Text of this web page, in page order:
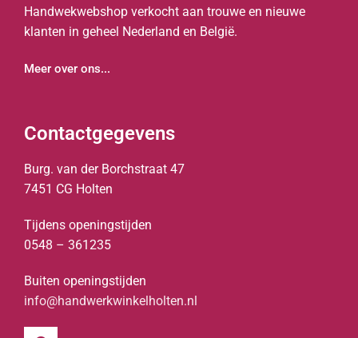
Handwekwebshop verkocht aan trouwe en nieuwe
klanten in geheel Nederland en België.
Meer over ons...
Contactgegevens
Burg. van der Borchstraat 47
7451 CG Holten
Tijdens openingstijden
0548 – 361235
Buiten openingstijden
info@handwerkwinkelholten.nl